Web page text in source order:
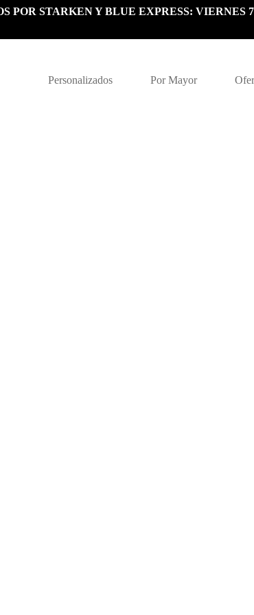
POR STARKEN Y BLUE EXPRESS: VIERNES
Personalizados Por Mayor